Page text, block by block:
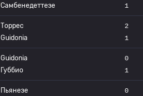
Самбенедеттезе
1
Торрес
Guidonia
2
1
Guidonia
Губбио
0
1
Пьянезе
0